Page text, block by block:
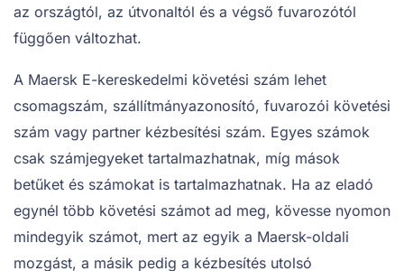
az országtól, az útvonaltól és a végső fuvarozótól
függően változhat.
A Maersk E-kereskedelmi követési szám lehet
csomagszám, szállítmányazonosító, fuvarozói követési
szám vagy partner kézbesítési szám. Egyes számok
csak számjegyeket tartalmazhatnak, míg mások
betűket és számokat is tartalmazhatnak. Ha az eladó
egynél több követési számot ad meg, kövesse nyomon
mindegyik számot, mert az egyik a Maersk-oldali
mozgást, a másik pedig a kézbesítés utolsó